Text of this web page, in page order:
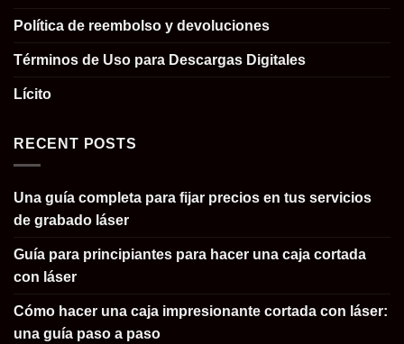
Política de reembolso y devoluciones
Términos de Uso para Descargas Digitales
Lícito
RECENT POSTS
Una guía completa para fijar precios en tus servicios
de grabado láser
Guía para principiantes para hacer una caja cortada
con láser
Cómo hacer una caja impresionante cortada con láser:
una guía paso a paso